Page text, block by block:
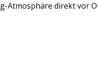
Atmosphäre direkt vor